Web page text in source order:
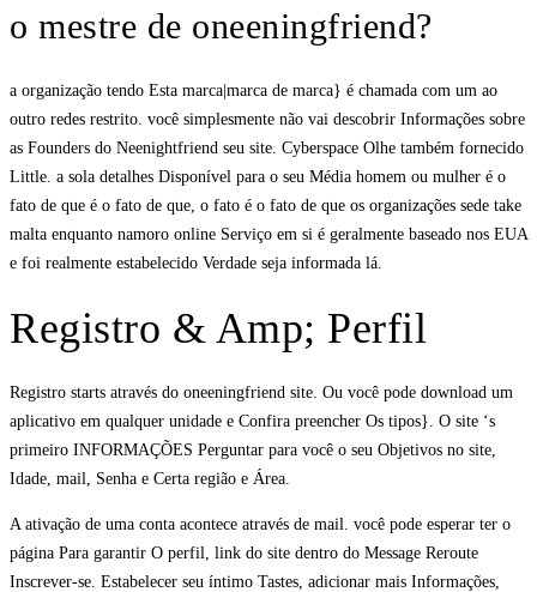
o mestre de oneeningfriend?
a organização tendo Esta marca|marca de marca} é chamada com um ao
outro redes restrito. você simplesmente não vai descobrir Informações sobre
as Founders do Neenightfriend seu site. Cyberspace Olhe também fornecido
Little. a sola detalhes Disponível para o seu Média homem ou mulher é o
fato de que é o fato de que, o fato é o fato de que os organizações sede take
malta enquanto namoro online Serviço em si é geralmente baseado nos EUA
e foi realmente estabelecido Verdade seja informada lá.
Registro & Amp; Perfil
Registro starts através do oneeningfriend site. Ou você pode download um
aplicativo em qualquer unidade e Confira preencher Os tipos}. O site ‘s
primeiro INFORMAÇÕES Perguntar para você o seu Objetivos no site,
Idade, mail, Senha e Certa região e Área.
A ativação de uma conta acontece através de mail. você pode esperar ter o
página Para garantir O perfil, link do site dentro do Message Reroute
Inscrever-se. Estabelecer seu íntimo Tastes, adicionar mais Informações,